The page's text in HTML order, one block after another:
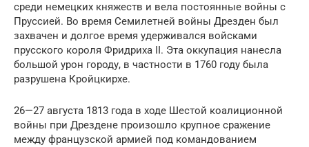
среди немецких княжеств и вела постоянные войны с
Пруссией. Во время Семилетней войны Дрезден был
захвачен и долгое время удерживался войсками
прусского короля Фридриха II. Эта оккупация нанесла
большой урон городу, в частности в 1760 году была
разрушена Кройцкирхе.
26—27 августа 1813 года в ходе Шестой коалиционной
войны при Дрездене произошло крупное сражение
между французской армией под командованием